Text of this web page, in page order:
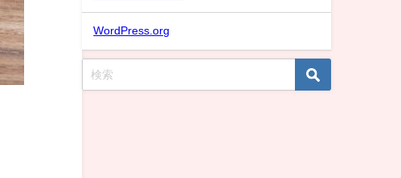
WordPress.org